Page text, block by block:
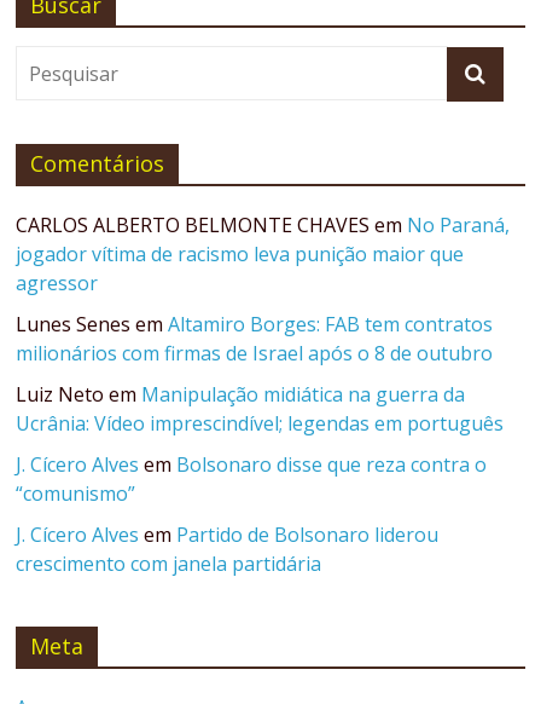
Comentários
CARLOS ALBERTO BELMONTE CHAVES em No Paraná,
jogador vítima de racismo leva punição maior que
agressor
Lunes Senes emAltamiro Borges: FAB tem contratos
milionários com firmas de Israel após o 8 de outubro
Luiz Neto em Manipulação midiática na guerra da
Ucrânia: Vídeo imprescindível; legendas em português
J. Cícero Alves em Bolsonaro disse que reza contra o
“comunismo”
J. Cícero Alves em Partido de Bolsonaro liderou
crescimento com janela partidária
Meta